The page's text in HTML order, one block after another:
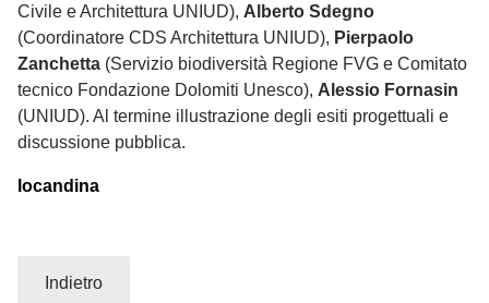
Civile e Architettura UNIUD), Alberto Sdegno
(Coordinatore CDS Architettura UNIUD), Pierpaolo
Zanchetta (Servizio biodiversità Regione FVG e Comitato
tecnico Fondazione Dolomiti Unesco), Alessio Fornasin
(UNIUD). Al termine illustrazione degli esiti progettuali e
discussione pubblica.
locandina
Indietro